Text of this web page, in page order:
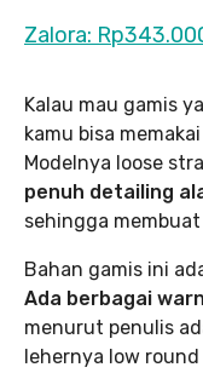
Zalora:
Kalau mau gamis
kamu bisa
Modelnya loose
penuh detailing
sehingga
Bahan gamis ini
Ada berbagai
menurut penulis
lehernya low